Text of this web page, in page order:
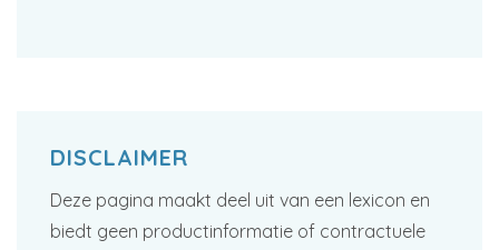
DISCLAIMER
Deze pagina maakt deel uit van een lexicon en
biedt geen productinformatie of contractuele